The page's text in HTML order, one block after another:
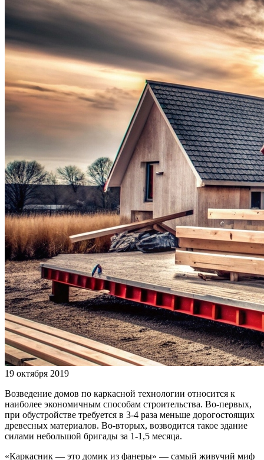
19 октября 2019
Возведение домов по каркасной технологии относится к
наиболее экономичным способам строительства. Во-первых,
при обустройстве требуется в 3-4 раза меньше дорогостоящих
древесных материалов. Во-вторых, возводится такое здание
силами небольшой бригады за 1-1,5 месяца.
«Каркасник — это домик из фанеры» — самый живучий миф